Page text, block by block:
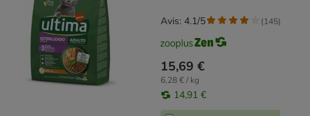
15,69 €
6,28 € / kg
14,91 €
Avis: 4.1/5 (145)